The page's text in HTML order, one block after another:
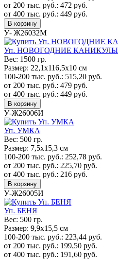
от 200 тыс. руб.: 472 руб.
от 400 тыс. руб.: 449 руб.
В корзину
У- Ж26032М
Уп. НОВОГОДНИЕ КАНИКУЛЫ
Вес: 1500 гр.
Размер: 22,1х116,5х10 см
100-200 тыс. руб.: 515,20 руб.
от 200 тыс. руб.: 479 руб.
от 400 тыс. руб.: 449 руб.
В корзину
У-Ж26006И
Уп. УМКА
Вес: 500 гр.
Размер: 7,5х15,3 см
100-200 тыс. руб.: 252,78 руб.
от 200 тыс. руб.: 225,70 руб.
от 400 тыс. руб.: 216 руб.
В корзину
У-Ж26005И
Уп. БЕНЯ
Вес: 500 гр.
Размер: 9,9х15,5 см
100-200 тыс. руб.: 223,44 руб.
от 200 тыс. руб.: 199,50 руб.
от 400 тыс. руб.: 191,60 руб.